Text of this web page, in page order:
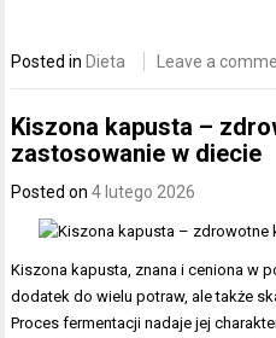
Posted in Dieta Leave a
Kiszona kapusta –
zastosowanie w diecie
Posted on4 lutego 2026
Kiszona kapusta, znana i ceniona w
dodatek do wielu potraw, ale także
Proces fermentacji nadaje jej